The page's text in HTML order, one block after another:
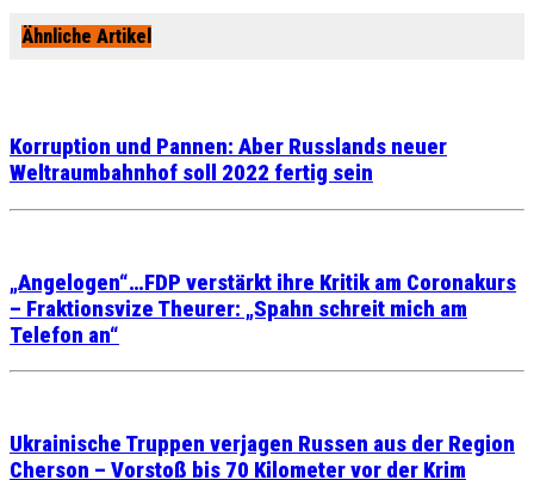
Ähnliche Artikel
Korruption und Pannen: Aber Russlands neuer
Weltraumbahnhof soll 2022 fertig sein
„Angelogen“…FDP verstärkt ihre Kritik am Coronakurs
– Fraktionsvize Theurer: „Spahn schreit mich am
Telefon an“
Ukrainische Truppen verjagen Russen aus der Region
Cherson – Vorstoß bis 70 Kilometer vor der Krim